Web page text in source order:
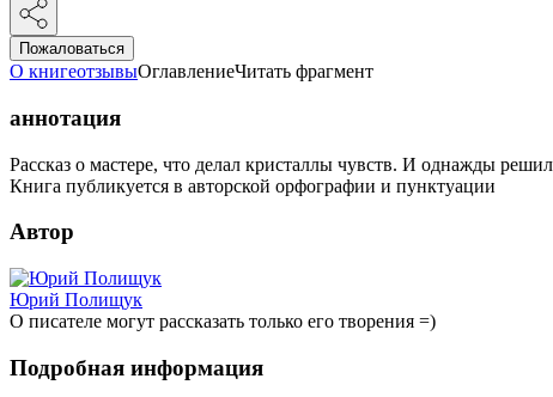
Пожаловаться
О книгеотзывыОглавлениеЧитать фрагмент
аннотация
Рассказ о мастере, что делал кристаллы чувств. И однажды
Книга публикуется в авторской орфографии и пунктуации
Автор
Юрий Полищук
О писателе могут рассказать только его творения =)
Подробная информация